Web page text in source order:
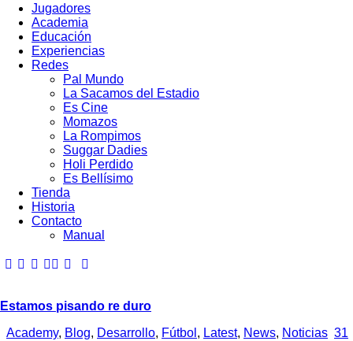
Jugadores
Academia
Educación
Experiencias
Redes
Pal Mundo
La Sacamos del Estadio
Es Cine
Momazos
La Rompimos
Suggar Dadies
Holi Perdido
Es Bellísimo
Tienda
Historia
Contacto
Manual
Estamos pisando re duro
Academy, Blog, Desarrollo, Fútbol , Latest, News, Noticias 31